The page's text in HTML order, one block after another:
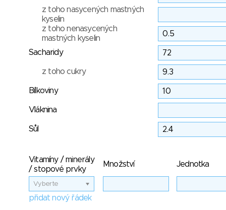
z toho nasycených mastných
kyselin
z toho nenasycených
mastných kyselin
Sacharidy
z toho cukry
Bílkoviny
Vláknina
Sůl
Vitamíny / minerály
/ stopové prvky
Množství Jednotka
Vyberte
přidat nový řádek